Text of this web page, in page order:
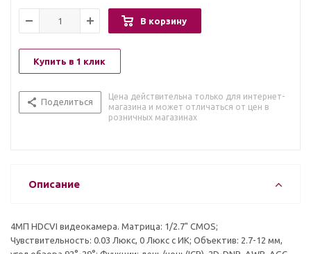
В корзину
Купить в 1 клик
Поделиться
Цена действительна только для интернет-
магазина и может отличаться от цен в
розничных магазинах
Описание
4МП HDCVI видеокамера. Матрица: 1/2.7" CMOS;
Чувствительность: 0.03 Люкс, 0 Люкс с ИК; Объектив: 2.7-12 мм,